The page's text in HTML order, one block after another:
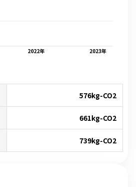
2022年 2023年
576kg-CO2
661kg-CO2
739kg-CO2